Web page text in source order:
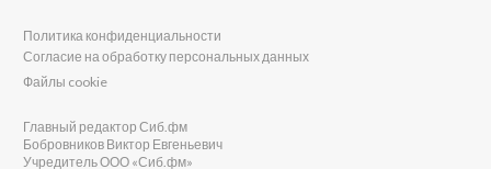
Политика конфиденциальности
Согласие на обработку персональных данных
Файлы cookie
Главный редактор Сиб.фм
Бобровников Виктор Евгеньевич
Учредитель ООО «Сиб.фм»